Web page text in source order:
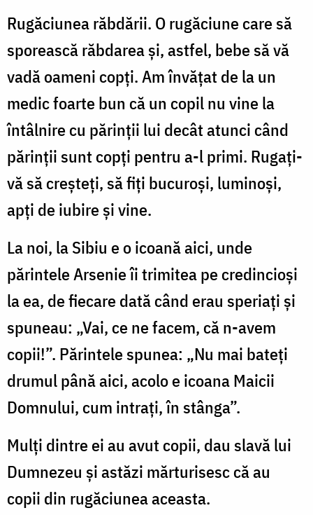
Rugăciunea răbdării. O rugăciune care să
sporească răbdarea și, astfel, bebe să vă
vadă oameni copți. Am învățat de la un
medic foarte bun că un copil nu vine la
întâlnire cu părinții lui decât atunci când
părinții sunt copți pentru a-l primi. Rugați-
vă să creșteți, să fiți bucuroși, luminoși,
apți de iubire și vine.
La noi, la Sibiu e o icoană aici, unde
părintele Arsenie îi trimitea pe credincioși
la ea, de fiecare dată când erau speriați și
spuneau: „Vai, ce ne facem, că n-avem
copii!”. Părintele spunea: „Nu mai bateți
drumul până aici, acolo e icoana Maicii
Domnului, cum intrați, în stânga”.
Mulți dintre ei au avut copii, dau slavă lui
Dumnezeu și astăzi mărturisesc că au
copii din rugăciunea aceasta.